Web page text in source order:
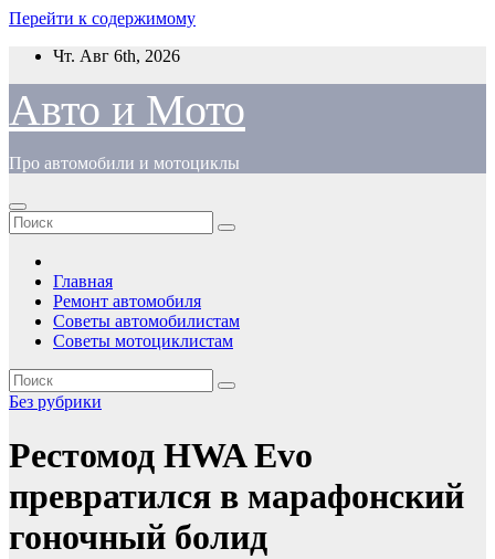
Перейти к содержимому
Чт. Авг 6th, 2026
Авто и Мото
Про автомобили и мотоциклы
Главная
Ремонт автомобиля
Советы автомобилистам
Советы мотоциклистам
Без рубрики
Рестомод HWA Evo
превратился в марафонский
гоночный болид